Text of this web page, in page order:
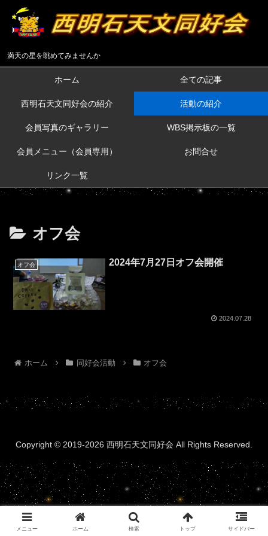
満天の星を眺めてみませんか
ホーム 全ての記事
西明石天文同好会の紹介 活動の紹介
会員写真のギャラリー WBS掲示板の一覧
会員メニュー（会員専用） お問合せ
リンク一覧
オフ会
オフ会 2024年7月27日オフ会開催
2024.07.28
ホーム 同好会活動 オフ会
Copyright © 2019-2026 西明石天文同好会 All Rights Reserved.
メニュー ホーム 検索 トップ サイドバー